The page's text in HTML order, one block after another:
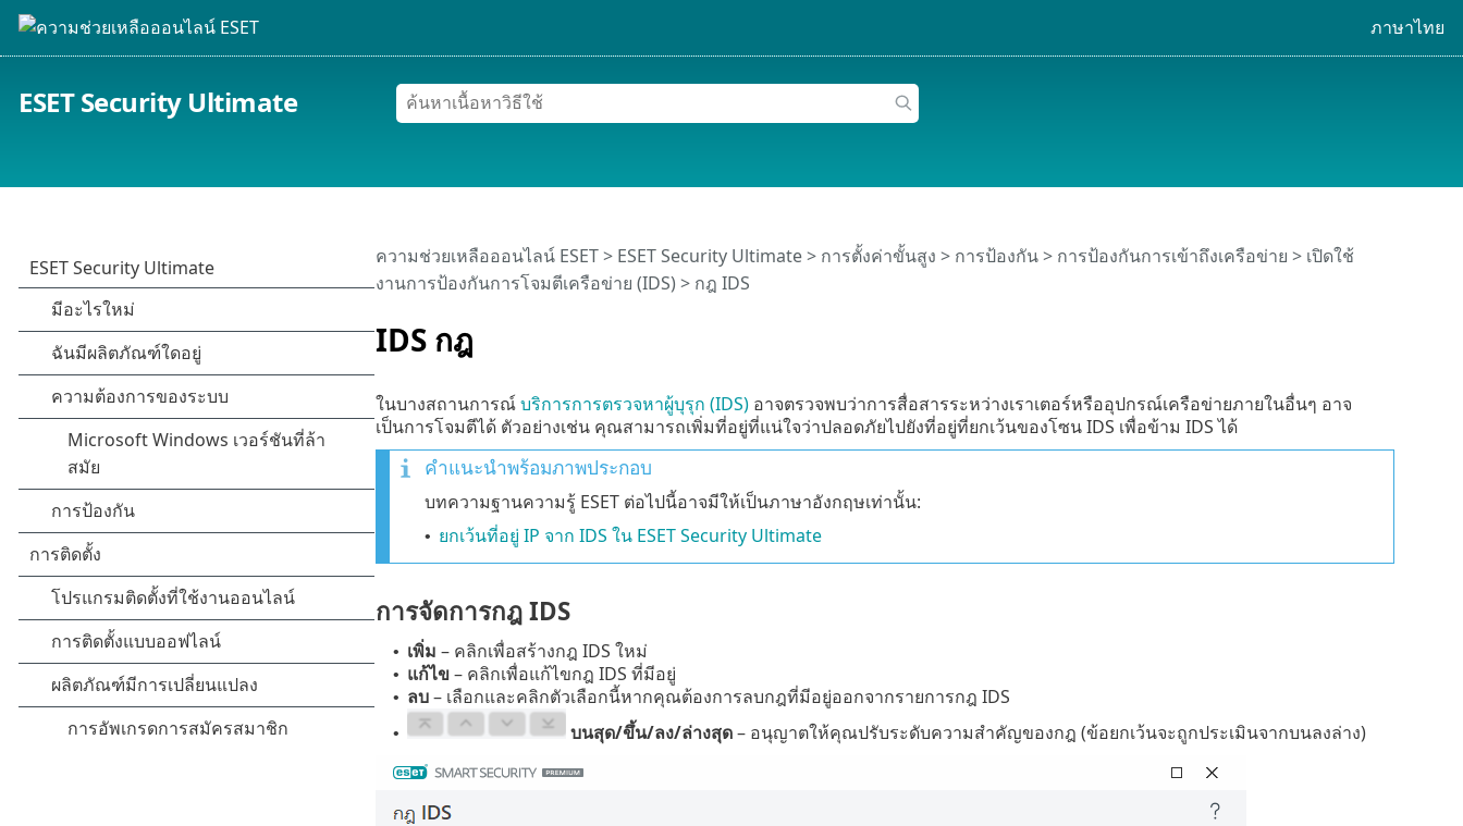
ภาษาไทย
ESET Security Ultimate
IDS กฎ
ความช่วยเหลือออนไลน์ ESET> ESET Security Ultimate> การตั้งค่าขั้นสูง > การป้องกัน> การป้องกันการเข้าถึงเครือข่าย > เปิดใช้
งานการป้องกันการโจมตีเครือข่าย (IDS) > กฎ IDS
ในบางสถานการณ์บริการการตรวจหาผู้บุรุก (IDS)อาจตรวจพบว่าการสื่อสารระหว่างเราเตอร์หรืออุปกรณ์เครือข่ายภายในอื่นๆ อาจ
เป็นการโจมตีได้ ตัวอย่างเช่น คุณสามารถเพิ่มที่อยู่ที่แน่ใจว่าปลอดภัยไปยังที่อยู่ที่ยกเว้นของโซน IDS เพื่อข้าม IDS ได้
คำแนะนำพร้อมภาพประกอบ
บทความฐานความรู้ ESET ต่อไปนี้อาจมีให้เป็นภาษาอังกฤษเท่านั้น:
• ยกเว้นที่อยู่ IP จาก IDS ใน ESET Security Ultimate
การจัดการกฎ IDS
• เพิ่ม – คลิกเพื่อสร้างกฎ IDS ใหม่
• แก้ไข– คลิกเพื่อแก้ไขกฎ IDS ที่มีอยู่
• ลบ– เลือกและคลิกตัวเลือกนี้หากคุณต้องการลบกฎที่มีอยู่ออกจากรายการกฎ IDS
• บนสุด/ขึ้น/ลง/ล่างสุด– อนุญาตให้คุณปรับระดับความสำคัญของกฎ (ข้อยกเว้นจะถูกประเมินจากบนลงล่าง)